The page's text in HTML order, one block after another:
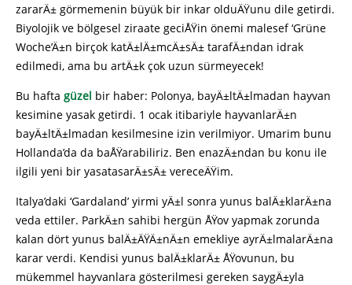
zararÄ± görmemenin büyük bir inkar olduÄŸunu dile getirdi.
Biyolojik ve bölgesel ziraate geciÅŸin önemi malesef ‘Grüne
Woche’Ä±n birçok katÄ±lÄ±mcÄ±sÄ± tarafÄ±ndan idrak
edilmedi, ama bu artÄ±k çok uzun sürmeyecek!
Bu hafta güzel bir haber: Polonya, bayÄ±ltÄ±lmadan hayvan
kesimine yasak getirdi. 1 ocak itibariyle hayvanlarÄ±n
bayÄ±ltÄ±lmadan kesilmesine izin verilmiyor. Umarim bunu
Hollanda’da da baÅŸarabiliriz. Ben enazÄ±ndan bu konu ile
ilgili yeni bir yasatasarÄ±sÄ± vereceÄŸim.
Italya’daki ‘Gardaland’ yirmi yÄ±l sonra yunus balÄ±klarÄ±na
veda ettiler. ParkÄ±n sahibi hergün ÅŸov yapmak zorunda
kalan dört yunus balÄ±ÄŸÄ±nÄ±n emekliye ayrÄ±lmalarÄ±na
karar verdi. Kendisi yunus balÄ±klarÄ± ÅŸovunun, bu
mükemmel hayvanlara gösterilmesi gereken saygÄ±yla